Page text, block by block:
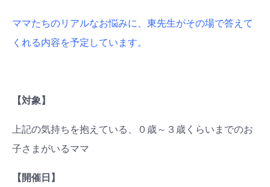
ママたちのリアルなお悩みに、東先生がその場で答えて
くれる内容を予定しています。
【対象】
上記の気持ちを抱えている、０歳～３歳くらいまでのお
子さまがいるママ
【開催日】